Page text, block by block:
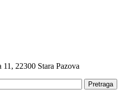
22300 Stara Pazova
Pretraga